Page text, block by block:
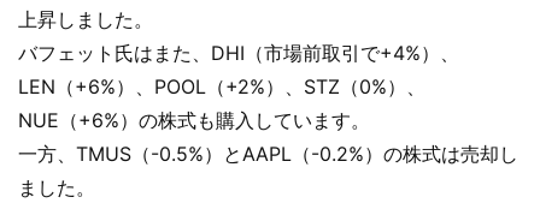
上昇しました。
バフェット氏はまた、DHI（市場前取引で+4%）、
LEN（+6%）、POOL（+2%）、STZ（0%）、
NUE（+6%）の株式も購入しています。
一方、TMUS（-0.5%）とAAPL（-0.2%）の株式は売却し
ました。